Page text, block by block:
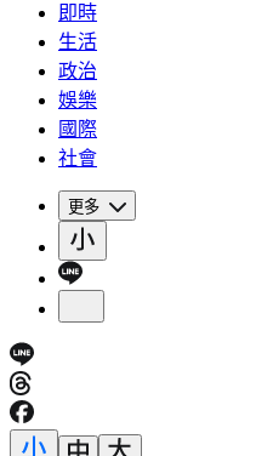
即時
生活
政治
娛樂
國際
社會
更多